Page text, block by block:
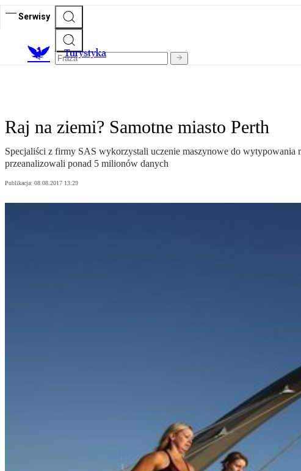
Serwisy
Turystyka
Raj na ziemi? Samotne miasto Perth
Specjaliści z firmy SAS wykorzystali uczenie maszynowe do
przeanalizowali ponad 5 milionów danych
Publikacja: 08.08.2017 13:29